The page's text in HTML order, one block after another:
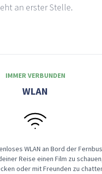
an erster Stelle.
IMMER VERBUNDEN
WLAN
WLAN an Bord der
Reise einen Film zu
oder mit Freunden zu